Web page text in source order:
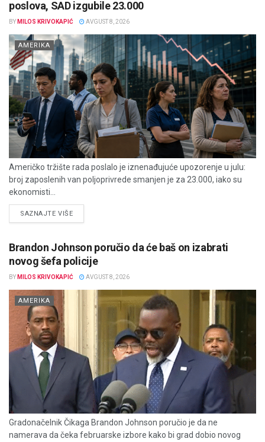
poslova, SAD izgubile 23.000
BY MILOS KRIVOKAPIĆ AVGUST 8, 2026
AMERIKA
Američko tržište rada poslalo je iznenađujuće upozorenje u julu:
broj zaposlenih van poljoprivrede smanjen je za 23.000, iako su
ekonomisti...
SAZNAJTE VIŠEDETAILS
Brandon Johnson poručio da će baš on izabrati
novog šefa policije
BY MILOS KRIVOKAPIĆ AVGUST 8, 2026
AMERIKA
Gradonačelnik Čikaga Brandon Johnson poručio je da ne
namerava da čeka februarske izbore kako bi grad dobio novog